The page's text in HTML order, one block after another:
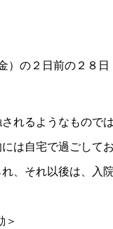
の２日前の２８日
れるようなもので
は自宅で過ごして
、それ以後は、入
＞